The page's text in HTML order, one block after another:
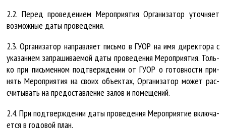
2.2. Пе­ред про­ве­де­ни­ем Ме­роп­ри­я­тия Ор­га­ни­за­тор уточ­ня­ет
воз­мож­ные да­ты про­ве­де­ния.
2.3. Ор­га­ни­за­тор на­прав­ля­ет пись­мо в ГУ­ОР на имя ди­рек­то­ра с
ука­за­ни­ем за­пра­ши­ва­е­мой да­ты про­ве­де­ния Ме­роп­ри­я­тия. Толь­
ко при пись­мен­ном под­тверж­де­нии от ГУ­ОР о го­тов­нос­ти при­
нять Ме­роп­ри­я­тия на сво­их объ­ек­тах, Ор­га­ни­за­тор мо­жет рас­
счи­ты­вать на предо­став­ле­ние за­лов и по­ме­ще­ний.
2.4. При под­тверж­де­нии да­ты про­ве­де­ния Ме­роп­ри­я­тие вклю­ча­
ет­ся в го­до­вой план.